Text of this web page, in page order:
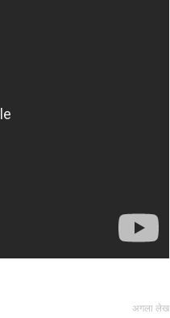
अगला लेख